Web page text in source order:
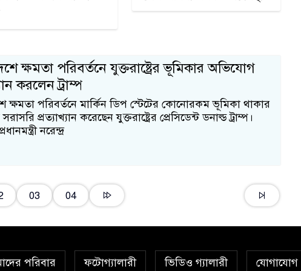
ক্ষমতা পরিবর্তনে যুক্তরাষ্ট্রের ভূমিকার অভিযোগ
করলেন ট্রাম্প
ক্ষমতা পরিবর্তনে মার্কিন ডিপ স্টেটের কোনোরকম ভূমিকা থাকার
প্রত্যাখ্যান করেছেন যুক্তরাষ্ট্রের প্রেসিডেন্ট ডনাল্ড ট্রাম্প।
নরেন্দ্র
03 04
পরিবার ফটোগ্যালারী ভিডিও গ্যালারী যোগাযোগ